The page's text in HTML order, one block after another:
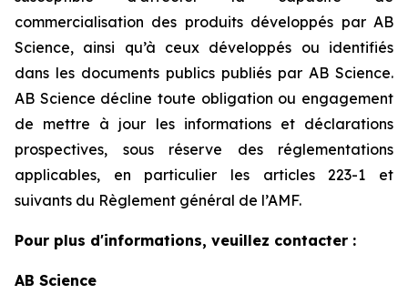
commercialisation des produits développés par AB
Science, ainsi qu’à ceux développés ou identifiés
dans les documents publics publiés par AB Science.
AB Science décline toute obligation ou engagement
de mettre à jour les informations et déclarations
prospectives, sous réserve des réglementations
applicables, en particulier les articles 223-1 et
suivants du Règlement général de l’AMF.
Pour plus d'informations, veuillez contacter :
AB Science